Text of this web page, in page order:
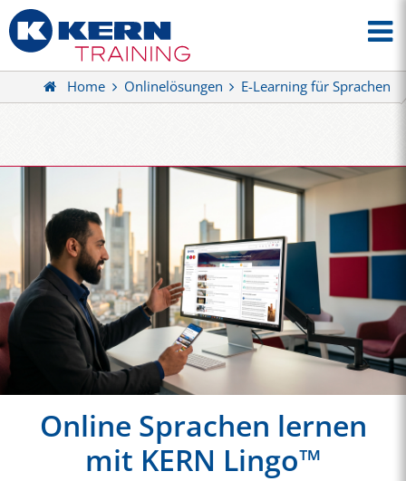
Home Onlinelösungen E-Learning für Sprachen
Online Sprachen lernen
mit KERN Lingo™